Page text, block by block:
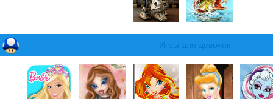
Игры для девочек